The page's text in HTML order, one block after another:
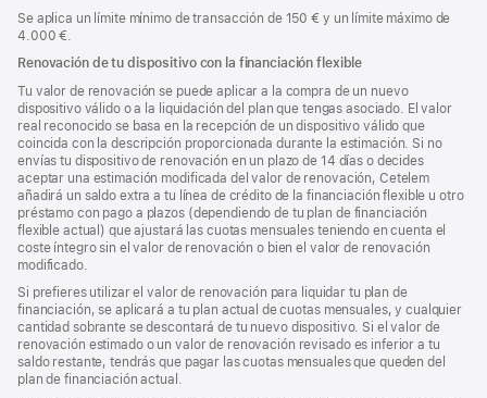
Se aplica un límite mínimo de transacción de 150 € y un límite máximo de
4.000 €.
Renovación de tu dispositivo con la financiación flexible
Tu valor de renovación se puede aplicar a la compra de un nuevo
dispositivo válido o a la liquidación del plan que tengas asociado. El valor
real reconocido se basa en la recepción de un dispositivo válido que
coincida con la descripción proporcionada durante la estimación. Si no
envías tu dispositivo de renovación en un plazo de 14 días o decides
aceptar una estimación modificada del valor de renovación, Cetelem
añadirá un saldo extra a tu línea de crédito de la financiación flexible u otro
préstamo con pago a plazos (dependiendo de tu plan de financiación
flexible actual) que ajustará las cuotas mensuales teniendo en cuenta el
coste íntegro sin el valor de renovación o bien el valor de renovación
modificado.
Si prefieres utilizar el valor de renovación para liquidar tu plan de
financiación, se aplicará a tu plan actual de cuotas mensuales, y cualquier
cantidad sobrante se descontará de tu nuevo dispositivo. Si el valor de
renovación estimado o un valor de renovación revisado es inferior a tu
saldo restante, tendrás que pagar las cuotas mensuales que queden del
plan de financiación actual.